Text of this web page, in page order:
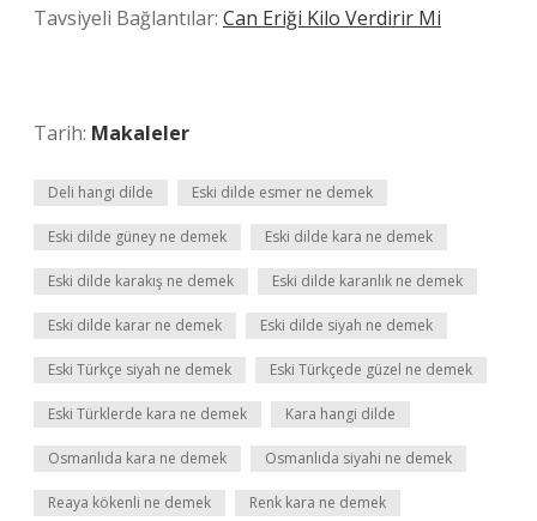
Tavsiyeli Bağlantılar: Can Eriği Kilo Verdirir Mi
Tarih: Makaleler
Deli hangi dilde Eski dilde esmer ne demek
Eski dilde güney ne demek Eski dilde kara ne demek
Eski dilde karakış ne demek Eski dilde karanlık ne demek
Eski dilde karar ne demek Eski dilde siyah ne demek
Eski Türkçe siyah ne demek Eski Türkçede güzel ne demek
Eski Türklerde kara ne demek Kara hangi dilde
Osmanlıda kara ne demek Osmanlıda siyahi ne demek
Reaya kökenli ne demek Renk kara ne demek